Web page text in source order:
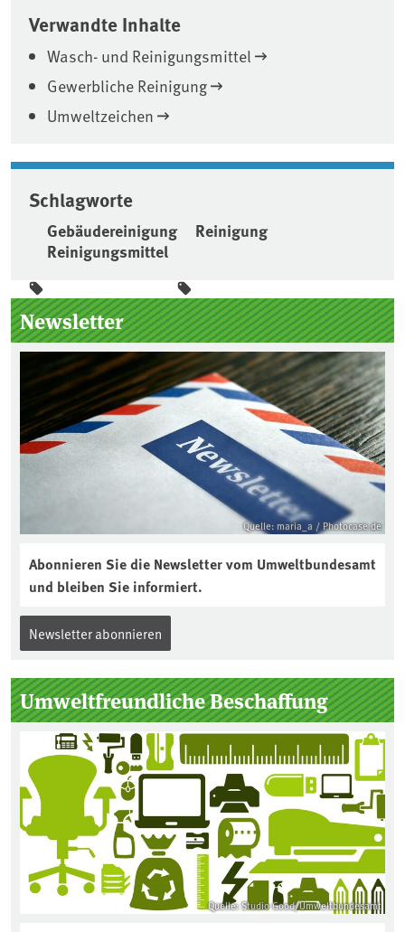
Verwandte Inhalte
Wasch- und Reinigungsmittel
Gewerbliche Reinigung
Umweltzeichen
Schlagworte
Gebäudereinigung
Reinigung
Reinigungsmittel
Seitenleiste
Newsletter
Quelle: maria_a / Photocase.de
Abonnieren Sie die Newsletter vom Umweltbundesamt
und bleiben Sie informiert.
Newsletter abonnieren
Umweltfreundliche Beschaffung
Quelle: Studio Good/Umweltbundesamt